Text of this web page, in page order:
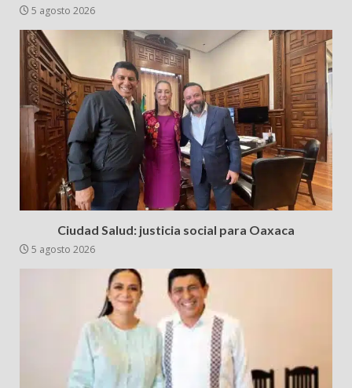
5 agosto 2026
Ciudad Salud: justicia social para Oaxaca
5 agosto 2026